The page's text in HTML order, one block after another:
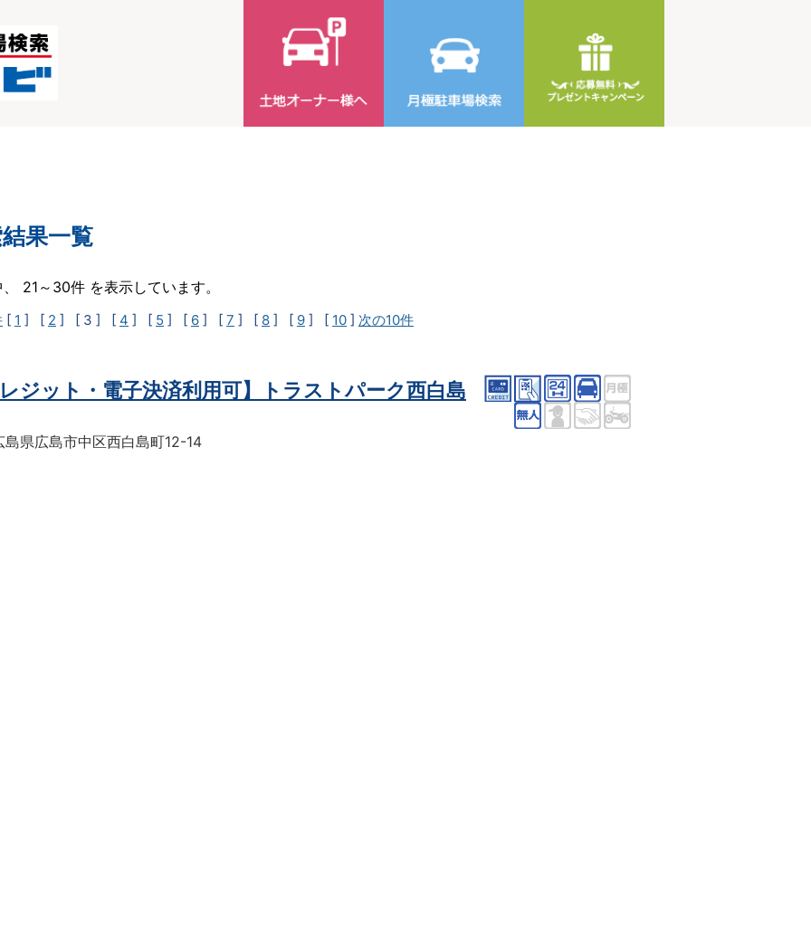
果一覧
21～30件 を表示しています。
[ 1 ] [ 2 ] [ 3 ] [ 4 ] [ 5 ] [ 6 ] [ 7 ] [ 8 ] [ 9 ] [ 10 ] 次の10件
レジット・電子決済利用可】トラストパーク西白島
島県広島市中区西白島町12-14